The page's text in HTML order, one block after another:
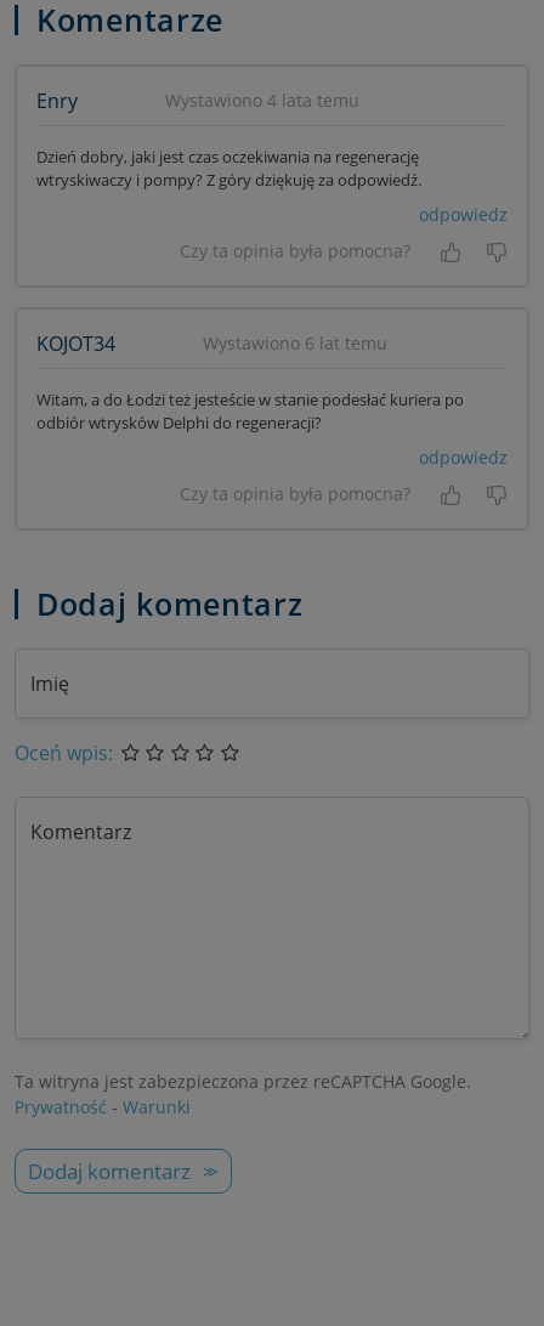
Komentarze
Enry Wystawiono 4 lata temu
Dzień dobry, jaki jest czas oczekiwania na regenerację
wtryskiwaczy i pompy? Z góry dziękuję za odpowiedź.
odpowiedz
Czy ta opinia była pomocna?
Tak, była
Nie
KOJOT34 Wystawiono 6 lat temu
Witam, a do Łodzi też jesteście w stanie podesłać kuriera po
odbiór wtrysków Delphi do regeneracji?
odpowiedz
Czy ta opinia była pomocna?
Tak, była
Nie
Dodaj komentarz
Imię
Oceń wpis:
Komentarz
Ta witryna jest zabezpieczona przez reCAPTCHA Google.
Prywatność - Warunki
Dodaj komentarz